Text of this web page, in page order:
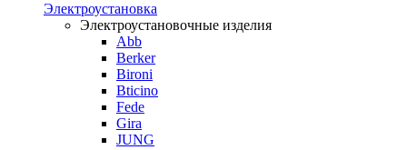
Электроустановка
Электроустановочные изделия
Abb
Berker
Bironi
Bticino
Fede
Gira
JUNG